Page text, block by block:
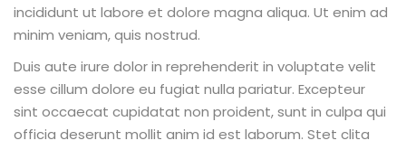
incididunt ut labore et dolore magna aliqua. Ut enim ad
minim veniam, quis nostrud.
Duis aute irure dolor in reprehenderit in voluptate velit
esse cillum dolore eu fugiat nulla pariatur. Excepteur
sint occaecat cupidatat non proident, sunt in culpa qui
officia deserunt mollit anim id est laborum. Stet clita